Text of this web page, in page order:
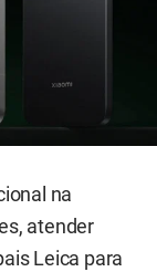
na
atender
Leica para